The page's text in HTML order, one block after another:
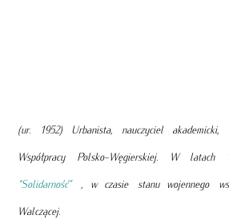
(ur. 1952) Urbanista, nauczyciel
Współpracy Polsko-Węgierskiej. W latach
“Solidarność”, w czasie stanu wojennego
Walczącej.